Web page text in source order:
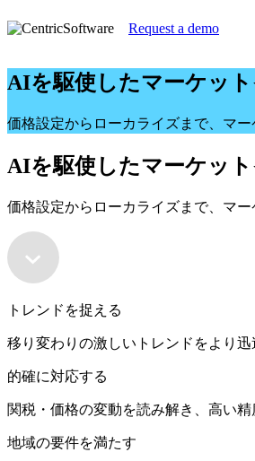
Request a demo
AIを駆使したマーケッ
価格設定からローカライズまで、マ
AIを駆使したマーケッ
価格設定からローカライズまで、マ
トレンドを捉える
移り変わりの激しいトレンドをより迅
的確に対応する
関税・価格の変動を読み解き、高い精
地域の要件を満たす